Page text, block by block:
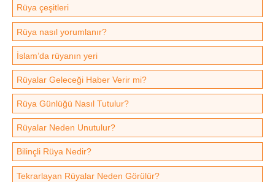
Rüya çeşitleri
Rüya nasıl yorumlanır?
İslam’da rüyanın yeri
Rüyalar Geleceği Haber Verir mi?
Rüya Günlüğü Nasıl Tutulur?
Rüyalar Neden Unutulur?
Bilinçli Rüya Nedir?
Tekrarlayan Rüyalar Neden Görülür?